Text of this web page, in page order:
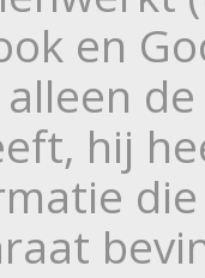
en
hij